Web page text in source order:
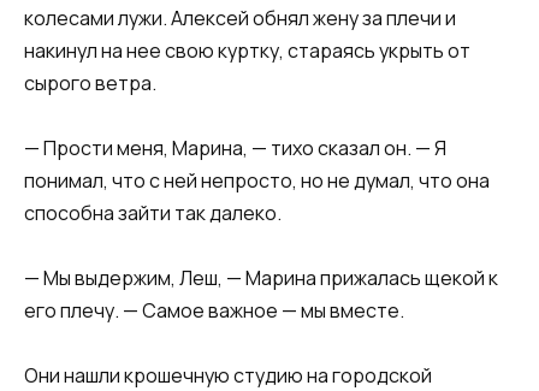
колесами лужи. Алексей обнял жену за плечи и
накинул на нее свою куртку, стараясь укрыть от
сырого ветра.
— Прости меня, Марина, — тихо сказал он. — Я
понимал, что с ней непросто, но не думал, что она
способна зайти так далеко.
— Мы выдержим, Леш, — Марина прижалась щекой к
его плечу. — Самое важное — мы вместе.
Они нашли крошечную студию на городской